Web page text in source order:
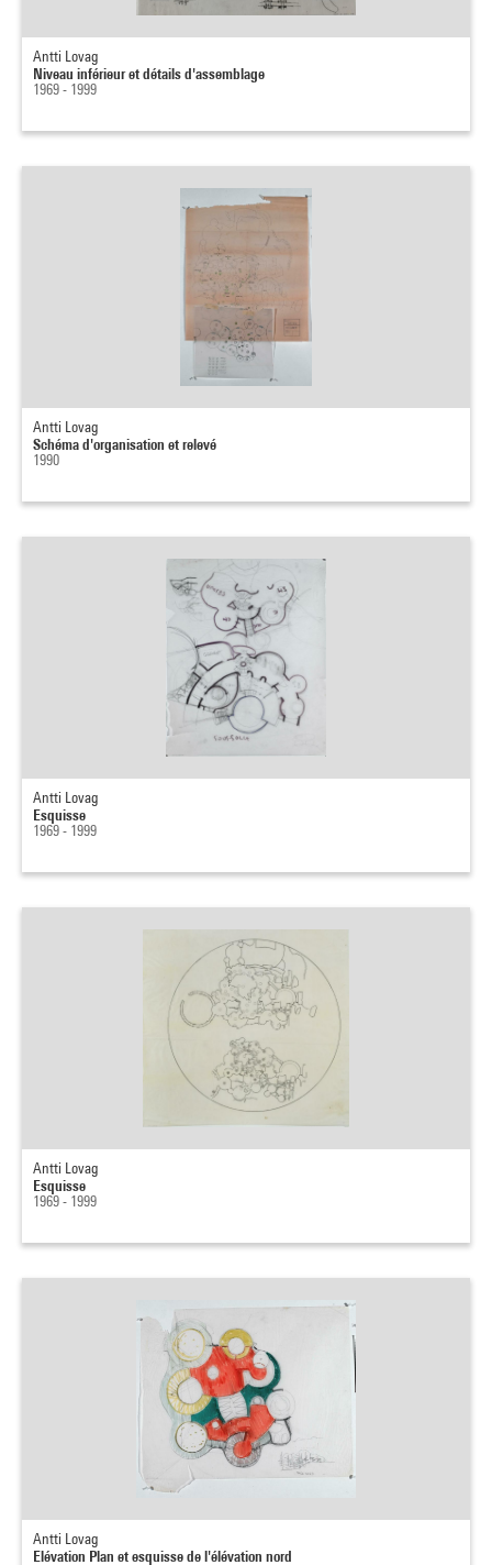
Antti Lovag
Niveau inférieur et détails d'assemblage
1969 - 1999
Antti Lovag
Schéma d'organisation et relevé
1990
Antti Lovag
Esquisse
1969 - 1999
Antti Lovag
Esquisse
1969 - 1999
Antti Lovag
Elévation Plan et esquisse de l'élévation nord